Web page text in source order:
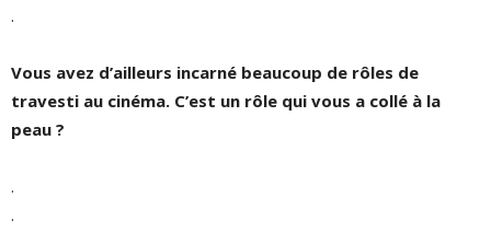
.
Vous avez d’ailleurs incarné beaucoup de rôles de
travesti au cinéma. C’est un rôle qui vous a collé à la
peau ?
.
.